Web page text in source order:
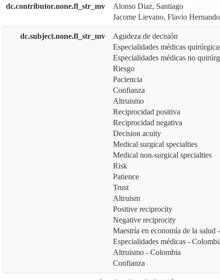
dc.contributor.none.fl_str_mv
Alonso Diaz, Santiago
Jacome Lievano, Flavio Hernando
dc.subject.none.fl_str_mv
Agudeza de decisión
Especialidades médicas
Especialidades médicas no
Riesgo
Paciencia
Confianza
Altruismo
Reciprocidad positiva
Reciprocidad negativa
Decision acuity
Medical surgical specialties
Medical non-surgical specialties
Risk
Patience
Trust
Altruism
Positive reciprocity
Negative reciprocity
Maestría en economía de la salud
Especialidades médicas -
Altruismo - Colombia
Confianza